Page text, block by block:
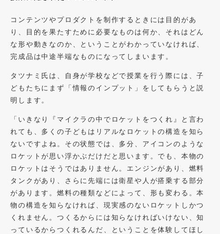
コンテンツやプロダクトを制作するときには目的があ
り、目的を果たすために必要なものは何か、それはどん
な形や動きなのか、ということがわかっていなければ、
完成品は中途半端なものになってしまいます。
タツナミ氏は、自身が学校などで授業を行う際には、子
どもたちにまず「情報のインプット」をしてもらうと説
明します。
「いきなり『マイクラの中でロケットをつくれ』と言わ
れても、多くの子どもはリアルなロケットの構造を知ら
ないですよね。その状態では、多分、アイコンのような
ロケットが思い浮かぶだけだと思います。でも、本物の
ロケットはそうではありません。エンジンがあり、燃料
タンクがあり、さらに先端には衛星や人が搭乗する部分
があります。燃料の種類などによって、形も変わる。本
物の構造を知らなければ、現実感のないロケットしかつ
くれません。つくるからには知らなければいけない、知
っているからつくれるんだ、ということを体験してほし